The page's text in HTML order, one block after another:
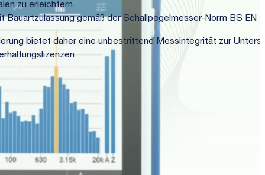
zu erleichtern.
Bauartzulassung gemäß der Schallpegelmesser-Norm BS EN
bietet daher eine unbestrittene Messintegrität zur